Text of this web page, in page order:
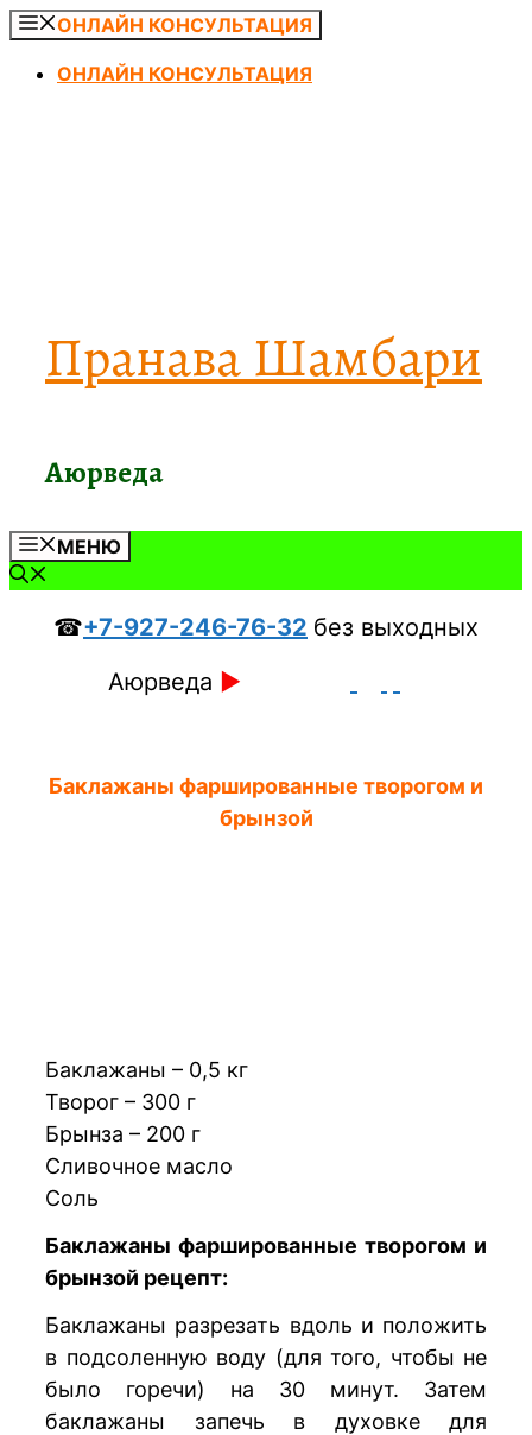
Перейти
содержимому
ОНЛАЙН КОНСУЛЬТАЦИЯ
ОНЛАЙН КОНСУЛЬТАЦИЯ
Пранава Шамбари
Аюрведа
МЕНЮ
☎+7-927-246-76-32 без выходных
Аюрведа ►
Баклажаны фаршированные творогом и
брынзой
Баклажаны – 0,5 кг
Творог – 300 г
Брынза – 200 г
Сливочное масло
Соль
Баклажаны фаршированные творогом и
брынзой рецепт:
Баклажаны разрезать вдоль и положить
в подсоленную воду (для того, чтобы не
было горечи) на 30 минут. Затем
баклажаны запечь в духовке для